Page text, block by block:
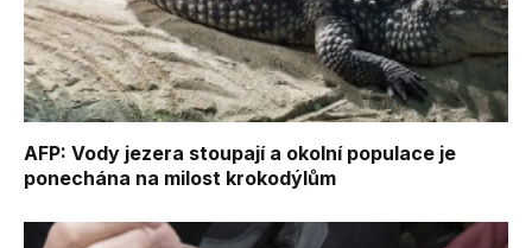
AFP: Vody jezera stoupají a okolní populace je
ponechána na milost krokodýlům